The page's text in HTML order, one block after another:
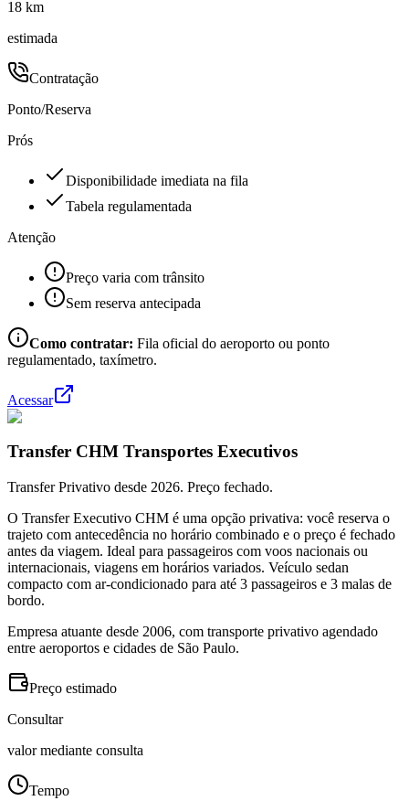
18 km
estimada
Contratação
Ponto/Reserva
Prós
Disponibilidade imediata na fila
Tabela regulamentada
Atenção
Preço varia com trânsito
Sem reserva antecipada
Como contratar: Fila oficial do aeroporto ou ponto
regulamentado, taxímetro.
Acessar
Transfer CHM Transportes Executivos
Transfer Privativo desde 2026. Preço fechado.
O Transfer Executivo CHM é uma opção privativa: você reserva o
trajeto com antecedência no horário combinado e o preço é fechado
antes da viagem. Ideal para passageiros com voos nacionais ou
internacionais, viagens em horários variados. Veículo sedan
compacto com ar-condicionado para até 3 passageiros e 3 malas de
bordo.
Empresa atuante desde 2006, com transporte privativo agendado
entre aeroportos e cidades de São Paulo.
Preço estimado
Consultar
valor mediante consulta
Tempo